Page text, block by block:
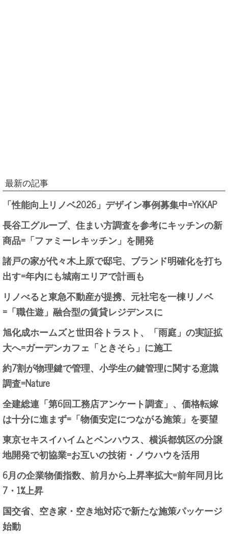
最新の記事
「性能向上リノベ2026」デザイン事例募集中=YKKAP
長谷工グループ、住まい方調査を参考にキッチンの新
商品=「ファミーレキッチン」を開発
諸戸の家が代々木上原で邸宅、ブランド明確化を打ち
出す=年内にも城南エリアで計画も
リノべると東急不動産が提携、元社宅を一棟リノベ
=「職住遊」融合型の賃貸レジデンスに
旭化成ホームズと世田谷トラスト、「雨庭」の実証拡
大へ=ガーデンカフェ「ときそら」に施工
約7割が物理鍵で管理、小学生の鍵管理に関する意識
調査=Nature
全建総連「第6回工務店アンケート調査」、価格転嫁
は十分に進まず=「物価安定につながる施策」を要望
東京セキスイハイムとベンハウス、横浜都筑区の分譲
地開発で初協業=お互いの技術・ノウハウを活用
6月の企業物価指数、前月から上昇率拡大=前年同月比
7・1%上昇
国交省、空き家・空き地対応で新たな施策パッケージ
始動